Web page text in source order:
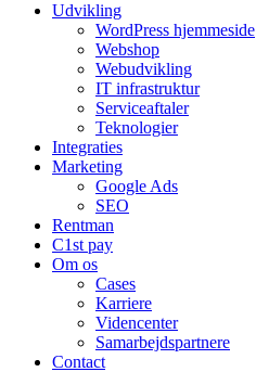
Udvikling
WordPress hjemmeside
Webshop
Webudvikling
IT infrastruktur
Serviceaftaler
Teknologier
Integraties
Marketing
Google Ads
SEO
Rentman
C1st pay
Om os
Cases
Karriere
Videncenter
Samarbejdspartnere
Contact